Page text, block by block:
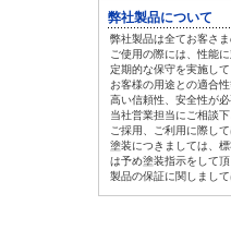
弊社製品について
弊社製品は全てお客さ
ご使用の際には、性能
定期的な保守を実施して
お客様の用途との適合
高い信頼性、安全性が
当社営業担当にご相談下
ご採用、ご利用に際し
塗装につきましては、
は予め塗装指示をして
製品の保証に関しまし